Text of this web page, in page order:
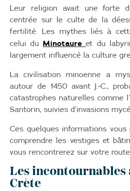
Leur religion avait une forte
centrée sur le culte de la
fertilité. Les mythes liés à
celui duMinotaure et du
largement influencé la culture
La civilisation minoenne a
autour de 1450 avant J.-C.,
catastrophes naturelles comme
Santorin, suivies d’invasions
Ces quelques informations
comprendre les vestiges et
vous rencontrerez sur votre
Les incontournables
Crète